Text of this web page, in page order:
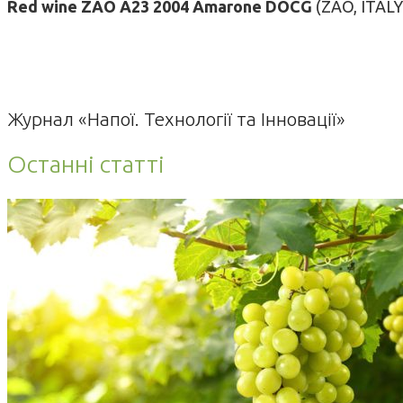
Red wine ZAO A23 2004 Amarone DOCG (ZAO,
Журнал «Напої. Технології та Інновації»
Останні статті